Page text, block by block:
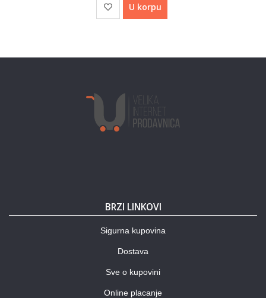
U korpu
BRZI LINKOVI
Sigurna kupovina
Dostava
Sve o kupovini
Online placanje